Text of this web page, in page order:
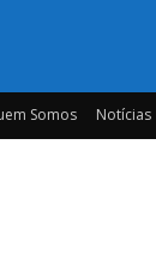
Somos Notícias